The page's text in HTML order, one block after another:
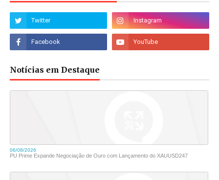
Notícias em Destaque